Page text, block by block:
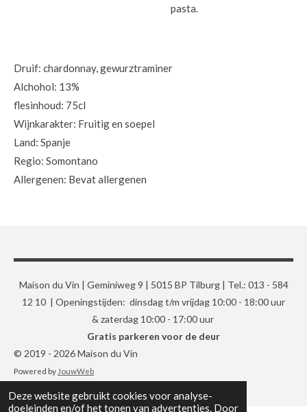
Deze website gebruikt cookies voor analyse-
doeleinden en/of het tonen van advertenties. Door
pasta.
Druif: chardonnay, gewurztraminer
Alchohol: 13%
flesinhoud: 75cl
Wijnkarakter: Fruitig en soepel
Land: Spanje
Regio: Somontano
Allergenen: Bevat allergenen
Maison du Vin | Geminiweg 9 | 5015 BP Tilburg | Tel.: 013 - 584
12 10 | Openingstijden: dinsdag t/m vrijdag 10:00 - 18:00 uur
& zaterdag 10:00 - 17:00 uur
Gratis parkeren voor de deur
© 2019 - 2026 Maison du Vin
Powered by JouwWeb